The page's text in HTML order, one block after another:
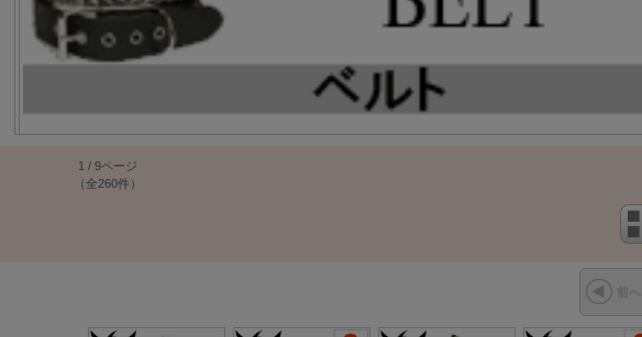
1 / 9ページ
（全260件）
前へ